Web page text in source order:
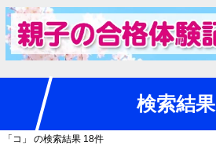
検索結果
「コ」 の検索結果 18件